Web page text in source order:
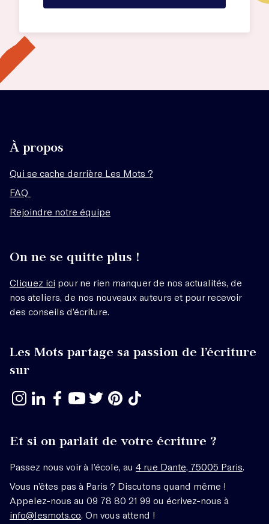
À propos
Qui se cache derrière Les Mots ?
FAQ
Rejoindre notre équipe
On ne se quitte plus !
Cliquez ici pour ne rien manquer de nos actualités, de
nos ateliers, de nos nouveaux auteurs et pour recevoir
des conseils d’écriture.
Les Mots partage sa passion de l’écriture
sur
Et si on parlait de votre écriture ?
Passez nous voir à l’école, au 4 rue Dante, 75005 Paris.
Vous n’êtes pas à Paris ? Discutons quand même !
Appelez-nous au 09 78 80 21 99 ou écrivez-nous à
info@lesmots.co. On vous attend !